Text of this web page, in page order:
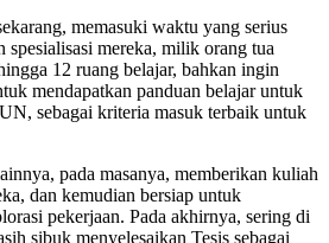
memasuki waktu yang serius
mereka, milik orang tua
12 ruang belajar, bahkan ingin
mendapatkan panduan belajar untuk
sebagai kriteria masuk terbaik untuk
pada masanya, memberikan kuliah
dan kemudian bersiap untuk
pekerjaan. Pada akhirnya, sering di
sibuk menyelesaikan Tesis sebagai